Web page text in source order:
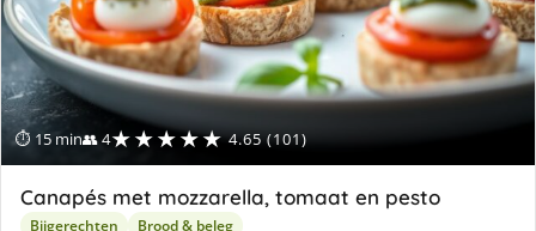
⏱ 15 min👥 4★★★★★ 4.65 (101)
Canapés met mozzarella, tomaat en pesto
Bijgerechten Brood & beleg